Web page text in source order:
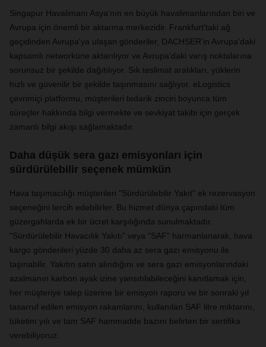
Singapur Havalimanı Asya'nın en büyük havalimanlarından biri ve
Avrupa için önemli bir aktarma merkezidir. Frankfurt'taki ağ
geçidinden Avrupa'ya ulaşan gönderiler, DACHSER'in Avrupa'daki
kapsamlı networküne aktarılıyor ve Avrupa'daki varış noktalarına
sorunsuz bir şekilde dağıtılıyor. Sık teslimat aralıkları, yüklerin
hızlı ve güvenilir bir şekilde taşınmasını sağlıyor. eLogistics
çevrimiçi platformu, müşterileri tedarik zinciri boyunca tüm
süreçler hakkında bilgi vermekte ve sevkiyat takibi için gerçek
zamanlı bilgi akışı sağlamaktadır.
Daha düşük sera gazı emisyonları için
sürdürülebilir seçenek mümkün
Hava taşımacılığı müşterileri "Sürdürülebilir Yakıt" ek rezervasyon
seçeneğini tercih edebilirler. Bu hizmet dünya çapındaki tüm
güzergahlarda ek bir ücret karşılığında sunulmaktadır.
"Sürdürülebilir Havacılık Yakıtı" veya "SAF" harmanlanarak, hava
kargo gönderileri yüzde 30 daha az sera gazı emisyonu ile
taşınabilir. Yakıtın satın alındığını ve sera gazı emisyonlarındaki
azalmanın karbon ayak izine yansıtılabileceğini kanıtlamak için,
her müşteriye talep üzerine bir emisyon raporu ve bir sonraki yıl
tasarruf edilen emisyon rakamlarını, kullanılan SAF litre miktarını,
tüketim yılı ve tam SAF hammadde bazını belirten bir sertifika
verebiliyoruz.